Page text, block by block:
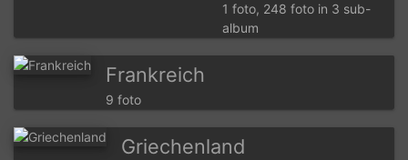
1 foto, 248 foto in 3 sub-
album
Frankreich
9 foto
Griechenland